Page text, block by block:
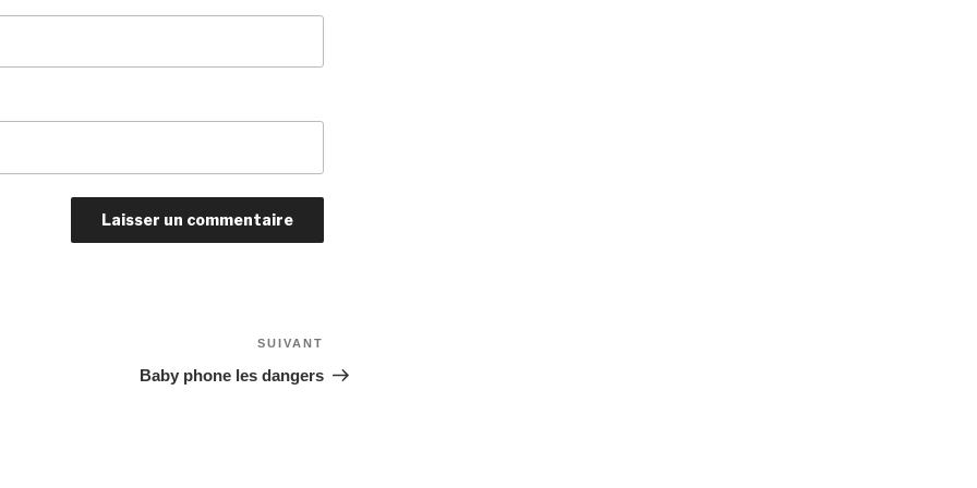
suivant
SUIVANT
Baby phone les dangers